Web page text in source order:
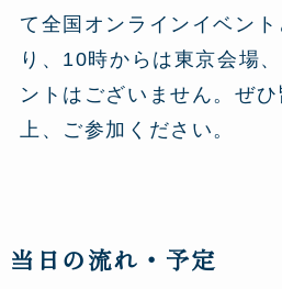
て全国オンラインイベン
り、10時からは東京会場
ントはございません。ぜ
上、ご参加ください。
当日の流れ・予定